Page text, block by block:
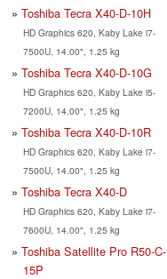
Toshiba Tecra X40-D-10H
HD Graphics 620, Kaby Lake i7-
7500U, 14.00", 1.25 kg
Toshiba Tecra X40-D-10G
HD Graphics 620, Kaby Lake i5-
7200U, 14.00", 1.25 kg
Toshiba Tecra X40-D-10R
HD Graphics 620, Kaby Lake i7-
7500U, 14.00", 1.25 kg
Toshiba Tecra X40-D
HD Graphics 620, Kaby Lake i7-
7600U, 14.00", 1.25 kg
Toshiba Satellite Pro R50-C-
15P